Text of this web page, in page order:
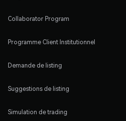
Collaborator Program
Programme Client Institutionnel
Demande de listing
Suggestions de listing
Simulation de trading